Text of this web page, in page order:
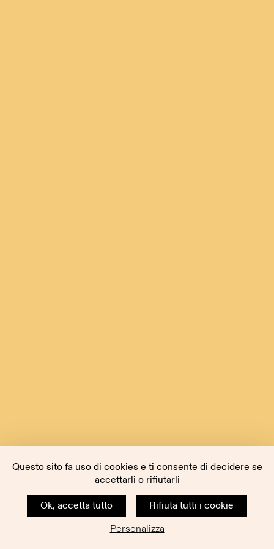
Questo sito fa uso di cookies e ti consente di decidere se
accettarli o rifiutarli
Ok, accetta tutto
Rifiuta tutti i cookie
Personalizza